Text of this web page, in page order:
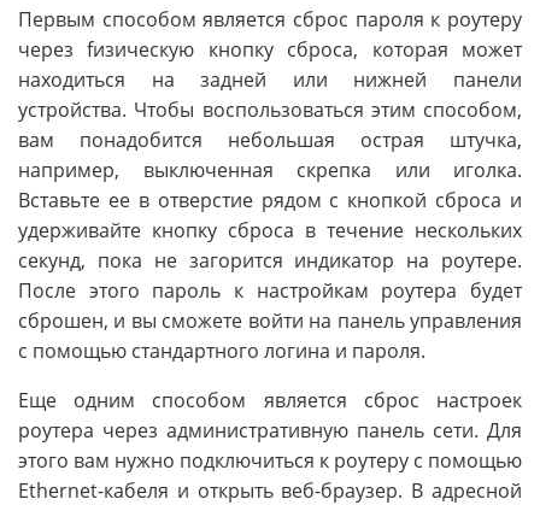
Первым способом является сброс пароля к роутеру
через fизическую кнопку сброса, которая может
находиться на задней или нижней панели
устройства. Чтобы воспользоваться этим способом,
вам понадобится небольшая острая штучка,
например, выключенная скрепка или иголка.
Вставьте ее в отверстие рядом с кнопкой сброса и
удерживайте кнопку сброса в течение нескольких
секунд, пока не загорится индикатор на роутере.
После этого пароль к настройкам роутера будет
сброшен, и вы сможете войти на панель управления
с помощью стандартного логина и пароля.
Еще одним способом является сброс настроек
роутера через административную панель сети. Для
этого вам нужно подключиться к роутеру с помощью
Ethernet-кабеля и открыть веб-браузер. В адресной